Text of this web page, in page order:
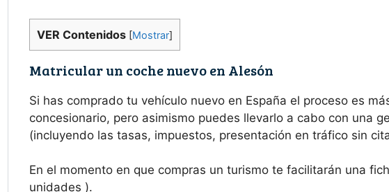
VER Contenidos [Mostrar]
Matricular un coche nuevo en Alesón
Si has comprado tu vehículo nuevo en España el proceso es
concesionario, pero asimismo puedes llevarlo a cabo con una
(incluyendo las tasas, impuestos, presentación en tráfico sin
En el momento en que compras un turismo te facilitarán una
unidades ).